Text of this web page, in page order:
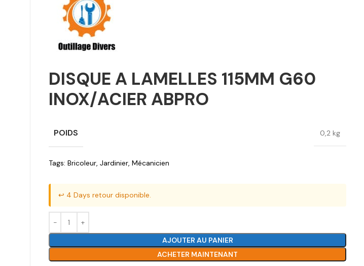
DISQUE A LAMELLES 115MM G60
INOX/ACIER ABPRO
POIDS 0,2 kg
Tags: Bricoleur, Jardinier, Mécanicien
↩️ 4 Days retour disponible.
AJOUTER AU PANIER
ACHETER MAINTENANT